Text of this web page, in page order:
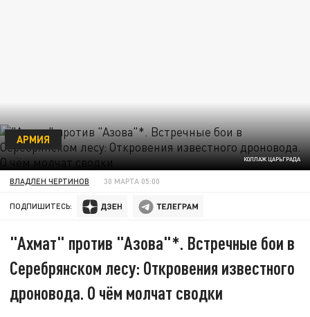
КОЛЛАЖ ЦАРЬГРАДА
АРМИЯ
ВЛАДЛЕН ЧЕРТИНОВ 30 МАРТА 05:00
ПОДПИШИТЕСЬ:
"Ахмат" против "Азова"*. Встречные бои в
Серебрянском лесу: Откровения известного
дроновода. О чём молчат сводки